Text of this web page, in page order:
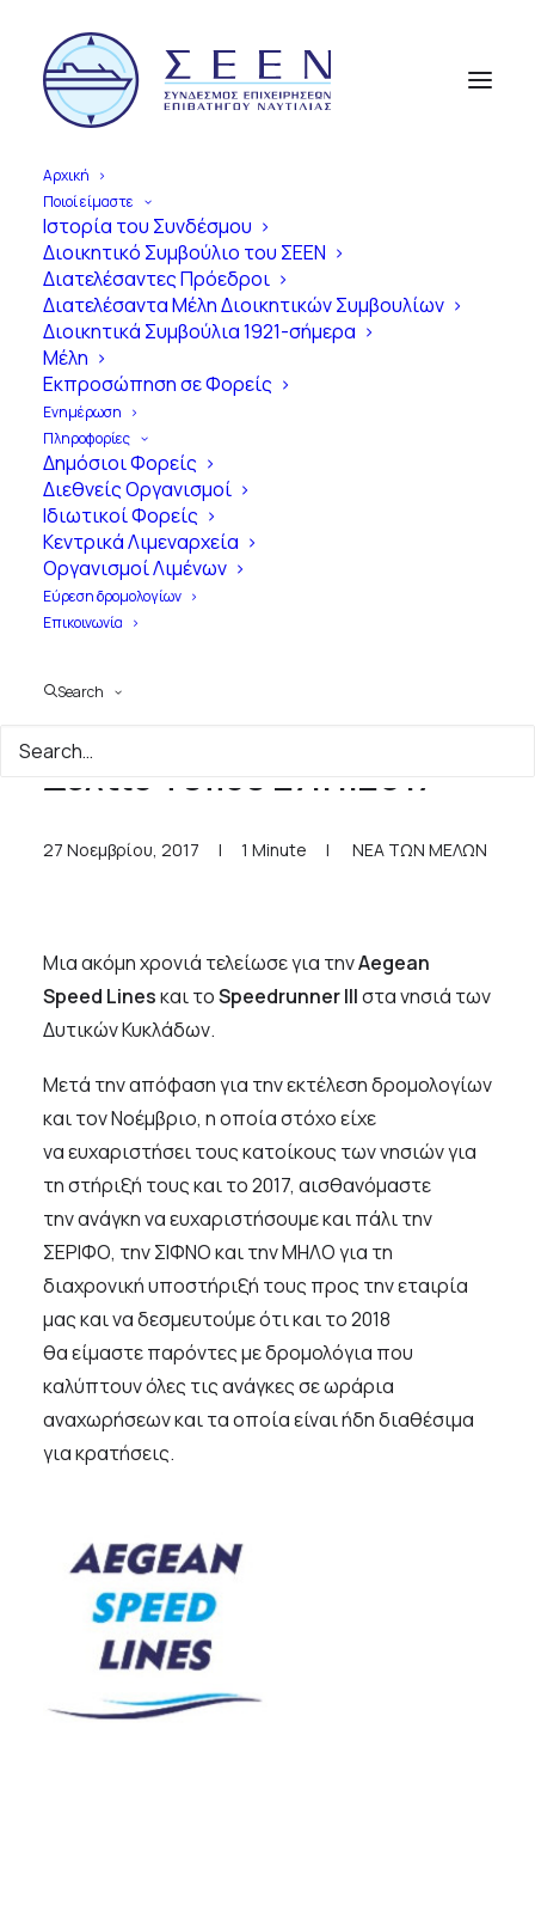
Αρχική
Ποιοί είμαστε
Ιστορία του Συνδέσμου
Διοικητικό Συμβούλιο του ΣΕΕΝ
Διατελέσαντες Πρόεδροι
Διατελέσαντα Μέλη Διοικητικών Συμβουλίων
Διοικητικά Συμβούλια 1921-σήμερα
Μέλη
Εκπροσώπηση σε Φορείς
Ενημέρωση
Πληροφορίες
Δημόσιοι Φορείς
Διεθνείς Οργανισμοί
Ιδιωτικοί Φορείς
Κεντρικά Λιμεναρχεία
Οργανισμοί Λιμένων
Εύρεση δρομολογίων
Επικοινωνία
Search
ΑπότηνΊδρυ
ΣύγχρονηΕποχή
100Χρόνια
Επιβα
στηνΕλλά δ
Aegean Speed Lines -
Δελτίο Τύπου 27.11.2017
27 Νοεμβρίου, 2017 | 1 Minute | ΝΕΑ ΤΩΝ ΜΕΛΩΝ
Μια ακόμη χρονιά τελείωσε για τηνAegean
Speed Linesκαι τοSpeedrunner IIIστα νησιά των
Δυτικών Κυκλάδων.
Μετά την απόφαση για την εκτέλεση δρομολογίων
και τον Νοέμβριο, η οποία στόχο είχε
να ευχαριστήσει τους κατοίκους των νησιών για
τη στήριξή τους και το 2017, αισθανόμαστε
την ανάγκη να ευχαριστήσουμε και πάλι την
ΣΕΡΙΦΟ, την ΣΙΦΝΟ και την ΜΗΛΟ για τη
διαχρονική υποστήριξή τους προς την εταιρία
μας και να δεσμευτούμε ότι και το 2018
θα είμαστε παρόντες με δρομολόγια που
καλύπτουν όλες τις ανάγκες σε ωράρια
αναχωρήσεων και τα οποία είναι ήδη διαθέσιμα
για κρατήσεις.